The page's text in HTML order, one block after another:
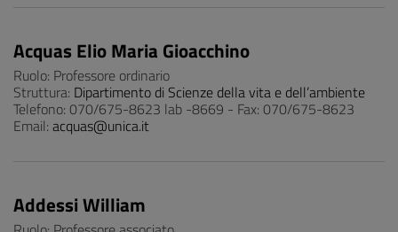
Acquas Elio Maria Gioacchino
Ruolo: Professore ordinario
Struttura: Dipartimento di Scienze della vita e dell’ambiente
Telefono: 070/675-8623 lab -8669 - Fax: 070/675-8623
Email: acquas@unica.it
Addessi William